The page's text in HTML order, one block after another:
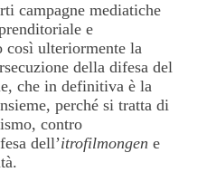
campagne mediatiche
e
così ulteriormente la
della difesa del
che in definitiva è la
perché si tratta di
contro
dell’itrofilmongen e